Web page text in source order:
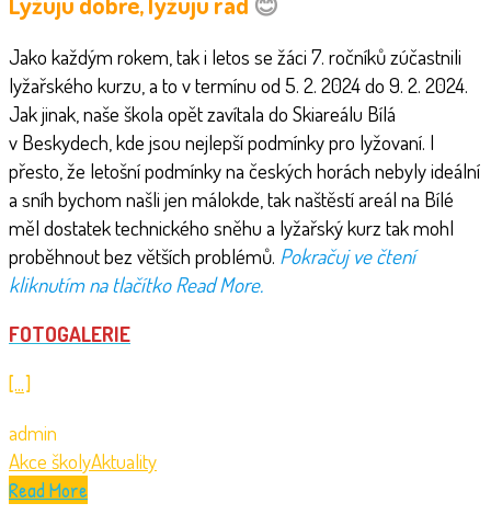
Jako každým rokem, tak i letos se žáci 7. ročníků zúčastnili
lyžařského kurzu, a to v termínu od 5. 2. 2024 do 9. 2. 2024.
Jak jinak, naše škola opět zavítala do Skiareálu Bílá
v Beskydech, kde jsou nejlepší podmínky pro lyžovaní. I
přesto, že letošní podmínky na českých horách nebyly ideální
a sníh bychom našli jen málokde, tak naštěstí areál na Bílé
měl dostatek technického sněhu a lyžařský kurz tak mohl
proběhnout bez větších problémů. Pokračuj ve čtení
kliknutím na tlačítko Read More.
FOTOGALERIE
[…]
admin
Akce školyAktuality
Read More